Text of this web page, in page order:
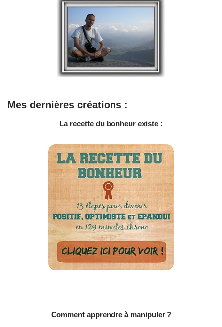
Mes dernières créations :
La recette du bonheur existe :
Comment apprendre à manipuler ?